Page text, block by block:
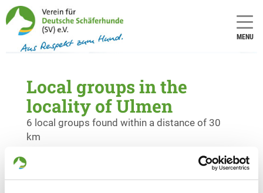
MENU
Local groups in the
locality of Ulmen
6 local groups found within a distance of 30
km